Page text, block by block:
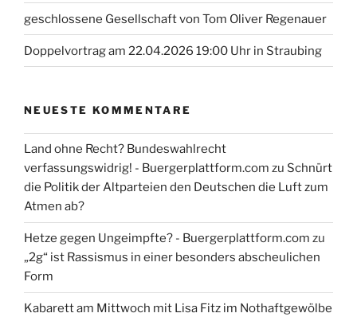
geschlossene Gesellschaft von Tom Oliver Regenauer
Doppelvortrag am 22.04.2026 19:00 Uhr in Straubing
NEUESTE KOMMENTARE
Land ohne Recht? Bundeswahlrecht
verfassungswidrig! - Buergerplattform.com zu Schnürt
die Politik der Altparteien den Deutschen die Luft zum
Atmen ab?
Hetze gegen Ungeimpfte? - Buergerplattform.com zu
„2g“ ist Rassismus in einer besonders abscheulichen
Form
Kabarett am Mittwoch mit Lisa Fitz im Nothaftgewölbe